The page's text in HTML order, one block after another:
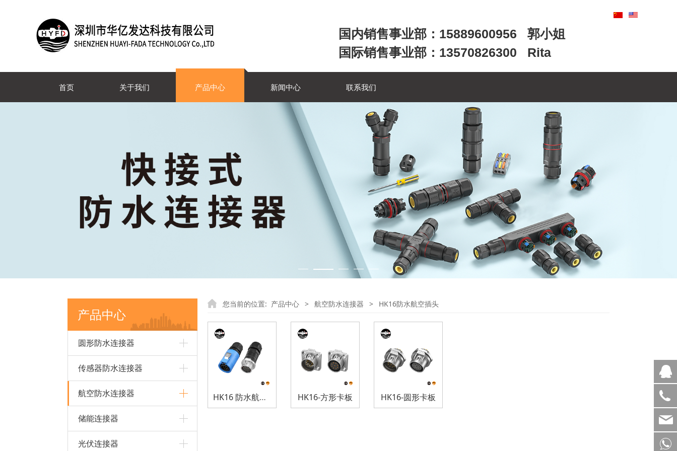
国内销售事业部：15889600956 郭小姐
国际销售事业部：13570826300 Rita
首页 关于我们 产品中心 新闻中心 联系我们
产品中心
圆形防水连接器
传感器防水连接器
航空防水连接器
储能连接器
光伏连接器
您当前的位置: 产品中心 > 航空防水连接器 > HK16防水航空插头
HK16 防水航空插头 HK16-方形卡板 HK16-圆形卡板